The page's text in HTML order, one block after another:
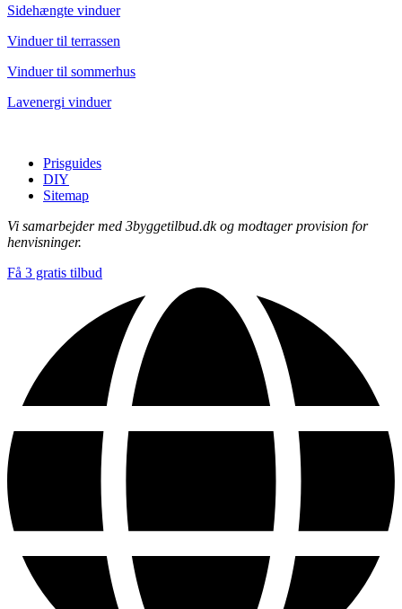
Sidehængte vinduer
Vinduer til terrassen
Vinduer til sommerhus
Lavenergi vinduer
Prisguides
DIY
Sitemap
Vi samarbejder med 3byggetilbud.dk og modtager provision for
henvisninger.
Få 3 gratis tilbud